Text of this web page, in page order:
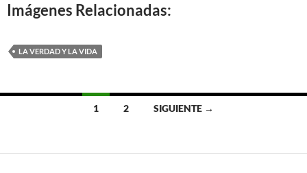
Imágenes Relacionadas:
LA VERDAD Y LA VIDA
las
1 2 SIGUIENTE →